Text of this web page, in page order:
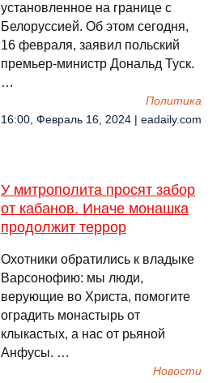
установленное на границе с
Белоруссией. Об этом сегодня,
16 февраля, заявил польский
премьер-министр Дональд Туск.
…
Политика
16:00, Февраль 16, 2024 | eadaily.com
У митрополита просят забор
от кабанов. Иначе монашка
продолжит террор
Охотники обратились к владыке
Варсонофию: мы люди,
верующие во Христа, помогите
оградить монастырь от
клыкастых, а нас от рьяной
Анфусы. …
Новости